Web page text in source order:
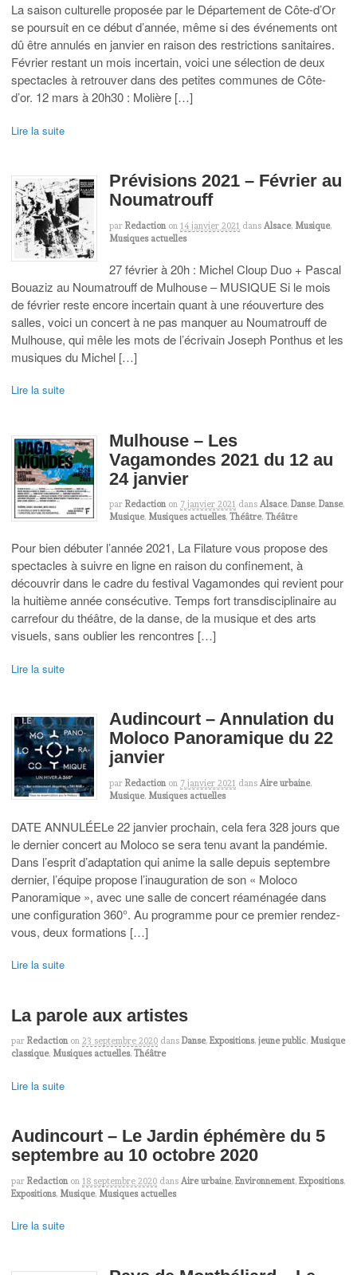
La saison culturelle proposée par le Département de Côte-d’Or
se poursuit en ce début d’année, même si des événements ont
dû être annulés en janvier en raison des restrictions sanitaires.
Février restant un mois incertain, voici une sélection de deux
spectacles à retrouver dans des petites communes de Côte-
d’or. 12 mars à 20h30 : Molière […]
Lire la suite
Prévisions 2021 – Février au
Noumatrouff
par Redaction on 14 janvier 2021 dans Alsace, Musique,
Musiques actuelles
27 février à 20h : Michel Cloup Duo + Pascal
Bouaziz au Noumatrouff de Mulhouse – MUSIQUE Si le mois
de février reste encore incertain quant à une réouverture des
salles, voici un concert à ne pas manquer au Noumatrouff de
Mulhouse, qui mêle les mots de l’écrivain Joseph Ponthus et les
musiques du Michel […]
Lire la suite
Mulhouse – Les
Vagamondes 2021 du 12 au
24 janvier
par Redaction on 7 janvier 2021 dans Alsace, Danse, Danse,
Musique, Musiques actuelles, Théâtre, Théâtre
Pour bien débuter l’année 2021, La Filature vous propose des
spectacles à suivre en ligne en raison du confinement, à
découvrir dans le cadre du festival Vagamondes qui revient pour
la huitième année consécutive. Temps fort transdisciplinaire au
carrefour du théâtre, de la danse, de la musique et des arts
visuels, sans oublier les rencontres […]
Lire la suite
Audincourt – Annulation du
Moloco Panoramique du 22
janvier
par Redaction on 7 janvier 2021 dans Aire urbaine,
Musique, Musiques actuelles
DATE ANNULÉELe 22 janvier prochain, cela fera 328 jours que
le dernier concert au Moloco se sera tenu avant la pandémie.
Dans l’esprit d’adaptation qui anime la salle depuis septembre
dernier, l’équipe propose l’inauguration de son « Moloco
Panoramique », avec une salle de concert réaménagée dans
une configuration 360°. Au programme pour ce premier rendez-
vous, deux formations […]
Lire la suite
La parole aux artistes
par Redaction on 23 septembre 2020 dans Danse, Expositions, jeune public, Musique
classique, Musiques actuelles, Théâtre
Lire la suite
Audincourt – Le Jardin éphémère du 5
septembre au 10 octobre 2020
par Redaction on 18 septembre 2020 dans Aire urbaine, Environnement, Expositions,
Expositions, Musique, Musiques actuelles
Lire la suite